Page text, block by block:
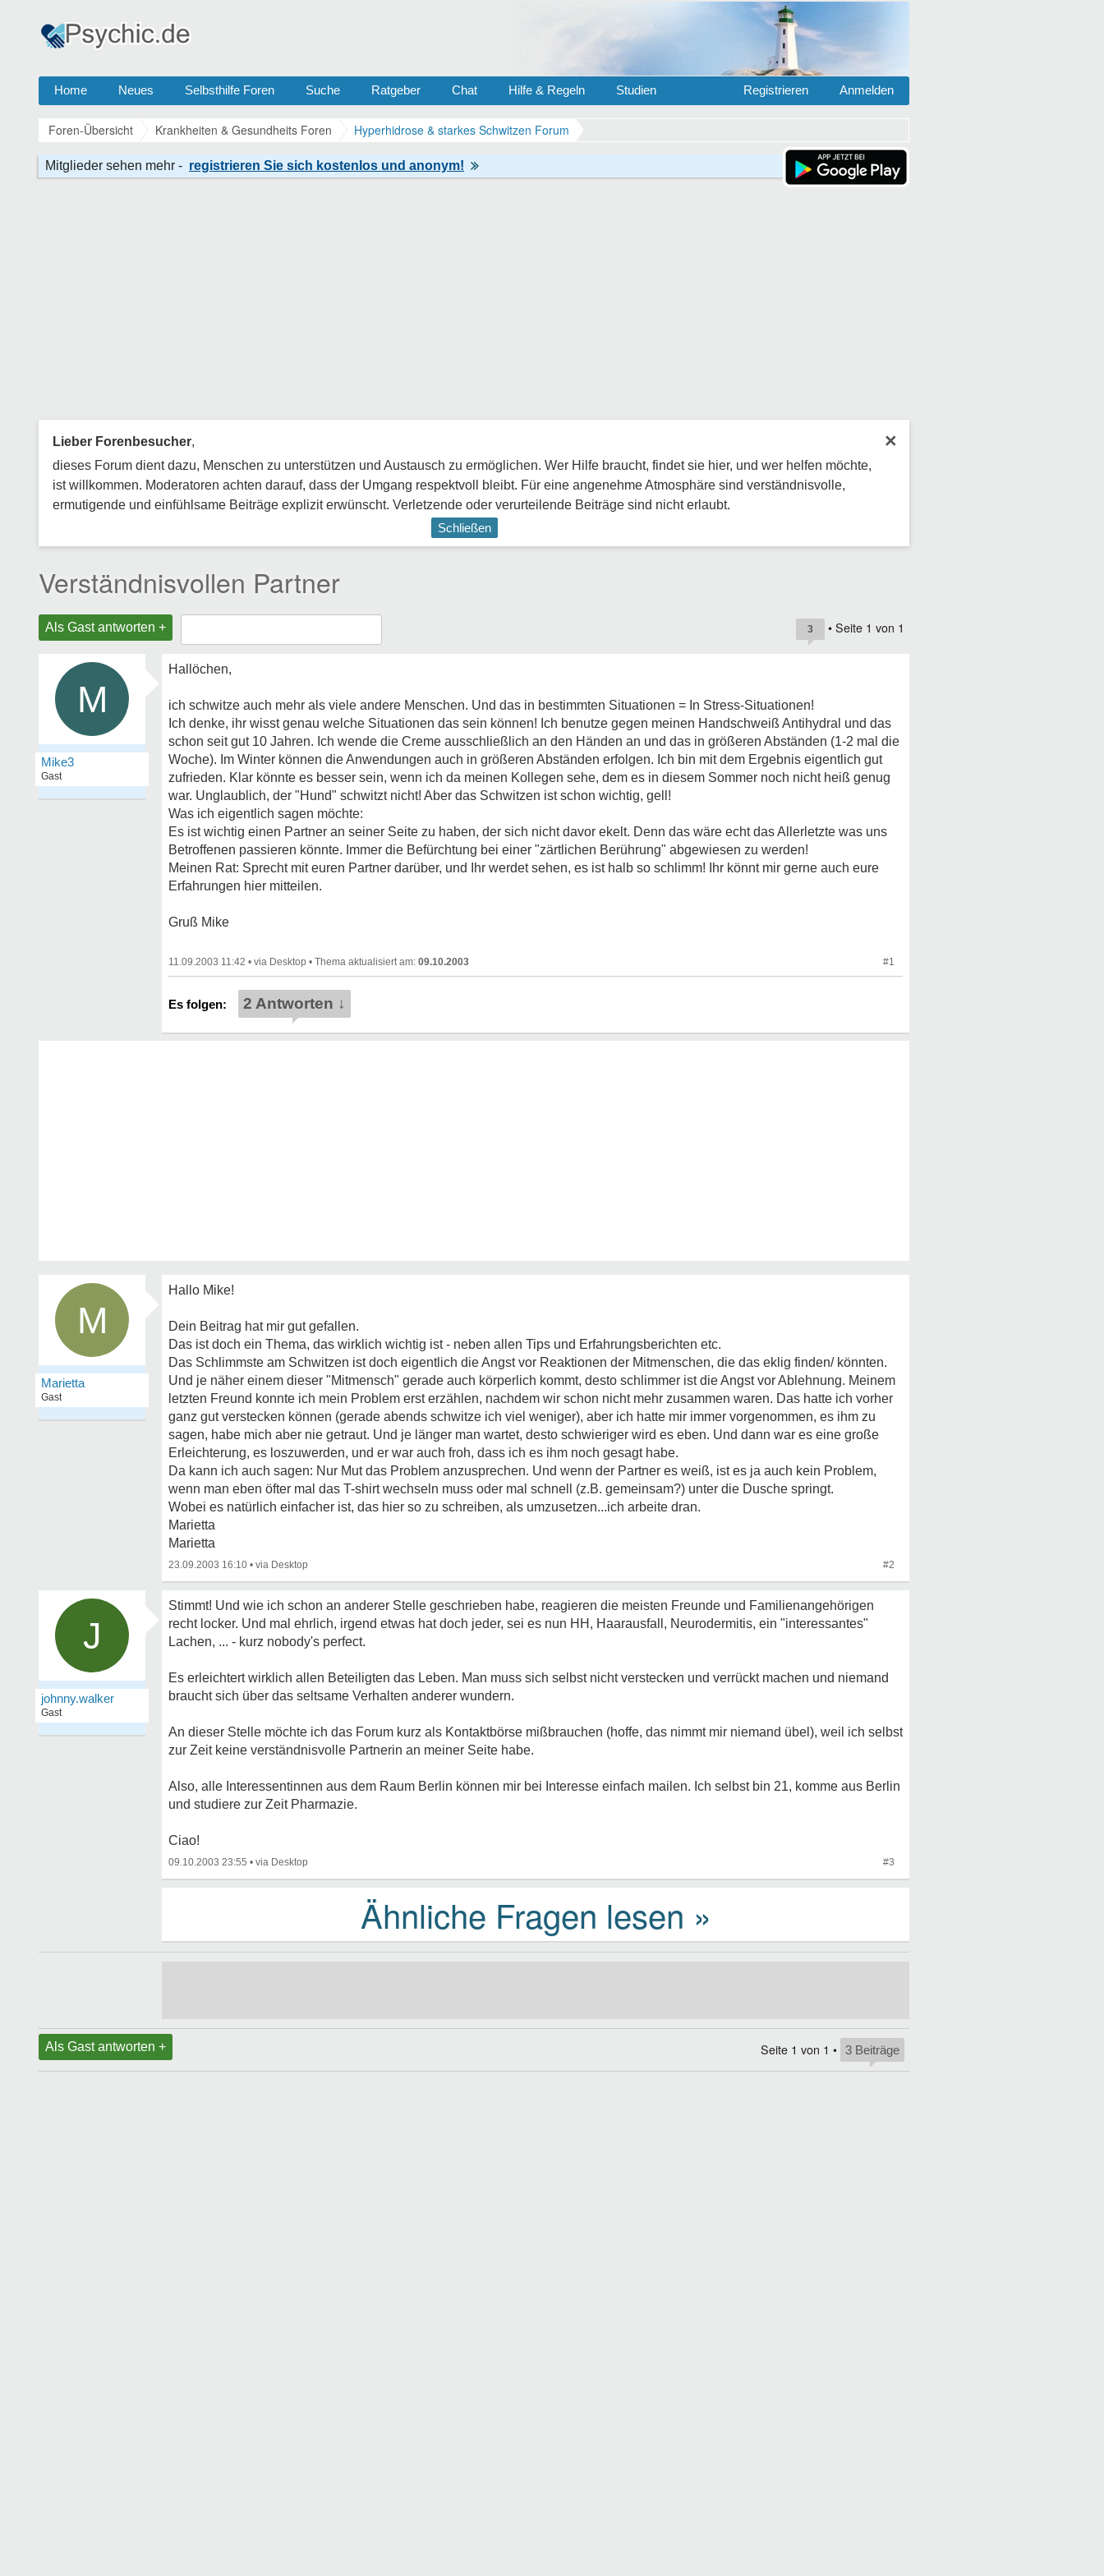
Home Neues Selbsthilfe Foren Suche Ratgeber Chat Hilfe & Regeln Studien Anmelden
Registrieren
Foren-Übersicht Krankheiten & Gesundheits Foren Hyperhidrose & starkes Schwitzen Forum
×
Lieber Forenbesucher,
dieses Forum dient dazu, Menschen zu unterstützen und Austausch zu ermöglichen. Wer Hilfe braucht, findet sie hier, und wer helfen möchte,
ist willkommen. Moderatoren achten darauf, dass der Umgang respektvoll bleibt. Für eine angenehme Atmosphäre sind verständnisvolle,
ermutigende und einfühlsame Beiträge explizit erwünscht. Verletzende oder verurteilende Beiträge sind nicht erlaubt.
Schließen
Verständnisvollen Partner
Als Gast antworten + 3 • Seite 1 von 1
M
Mike3
Gast
Hallöchen,
ich schwitze auch mehr als viele andere Menschen. Und das in bestimmten Situationen = In Stress-Situationen!
Ich denke, ihr wisst genau welche Situationen das sein können! Ich benutze gegen meinen Handschweiß Antihydral und das
schon seit gut 10 Jahren. Ich wende die Creme ausschließlich an den Händen an und das in größeren Abständen (1-2 mal die
Woche). Im Winter können die Anwendungen auch in größeren Abständen erfolgen. Ich bin mit dem Ergebnis eigentlich gut
zufrieden. Klar könnte es besser sein, wenn ich da meinen Kollegen sehe, dem es in diesem Sommer noch nicht heiß genug
war. Unglaublich, der "Hund" schwitzt nicht! Aber das Schwitzen ist schon wichtig, gell!
Was ich eigentlich sagen möchte:
Es ist wichtig einen Partner an seiner Seite zu haben, der sich nicht davor ekelt. Denn das wäre echt das Allerletzte was uns
Betroffenen passieren könnte. Immer die Befürchtung bei einer "zärtlichen Berührung" abgewiesen zu werden!
Meinen Rat: Sprecht mit euren Partner darüber, und Ihr werdet sehen, es ist halb so schlimm! Ihr könnt mir gerne auch eure
Erfahrungen hier mitteilen.
Gruß Mike
11.09.2003 11:42 • • 09.10.2003 #1
2 Antworten ↓
M
Marietta
Gast
Hallo Mike!
Dein Beitrag hat mir gut gefallen.
Das ist doch ein Thema, das wirklich wichtig ist - neben allen Tips und Erfahrungsberichten etc.
Das Schlimmste am Schwitzen ist doch eigentlich die Angst vor Reaktionen der Mitmenschen, die das eklig finden/ könnten.
Und je näher einem dieser "Mitmensch" gerade auch körperlich kommt, desto schlimmer ist die Angst vor Ablehnung. Meinem
letzten Freund konnte ich mein Problem erst erzählen, nachdem wir schon nicht mehr zusammen waren. Das hatte ich vorher
ganz gut verstecken können (gerade abends schwitze ich viel weniger), aber ich hatte mir immer vorgenommen, es ihm zu
sagen, habe mich aber nie getraut. Und je länger man wartet, desto schwieriger wird es eben. Und dann war es eine große
Erleichterung, es loszuwerden, und er war auch froh, dass ich es ihm noch gesagt habe.
Da kann ich auch sagen: Nur Mut das Problem anzusprechen. Und wenn der Partner es weiß, ist es ja auch kein Problem,
wenn man eben öfter mal das T-shirt wechseln muss oder mal schnell (z.B. gemeinsam?) unter die Dusche springt.
Wobei es natürlich einfacher ist, das hier so zu schreiben, als umzusetzen...ich arbeite dran.
Marietta
Marietta
23.09.2003 16:10 • #2
J
johnny.walker
Gast
Stimmt! Und wie ich schon an anderer Stelle geschrieben habe, reagieren die meisten Freunde und Familienangehörigen
recht locker. Und mal ehrlich, irgend etwas hat doch jeder, sei es nun HH, Haarausfall, Neurodermitis, ein "interessantes"
Lachen, ... - kurz nobody's perfect.
Es erleichtert wirklich allen Beteiligten das Leben. Man muss sich selbst nicht verstecken und verrückt machen und niemand
braucht sich über das seltsame Verhalten anderer wundern.
An dieser Stelle möchte ich das Forum kurz als Kontaktbörse mißbrauchen (hoffe, das nimmt mir niemand übel), weil ich selbst
zur Zeit keine verständnisvolle Partnerin an meiner Seite habe.
Also, alle Interessentinnen aus dem Raum Berlin können mir bei Interesse einfach mailen. Ich selbst bin 21, komme aus Berlin
und studiere zur Zeit Pharmazie.
Ciao!
09.10.2003 23:55 • #3
Als Gast antworten + Seite 1 von 1 • 3 Beiträge